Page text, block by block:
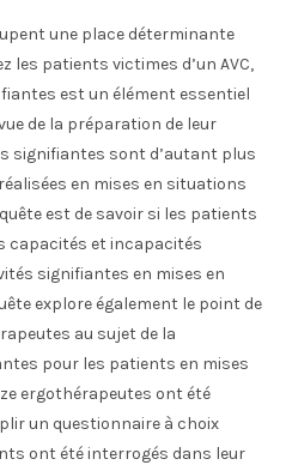
une place déterminante
les patients victimes d’un AVC,
est un élément essentiel
de la préparation de leur
signifiantes sont d’autant plus
en mises en situations
est de savoir si les patients
capacités et incapacités
signifiantes en mises en
explore également le point de
au sujet de la
pour les patients en mises
ergothérapeutes ont été
un questionnaire à choix
ont été interrogés dans leur